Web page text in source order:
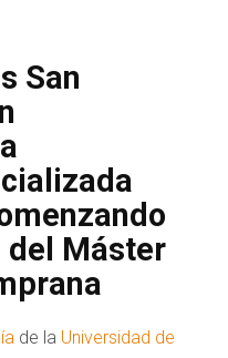
San
del Máster
de la Universidad de